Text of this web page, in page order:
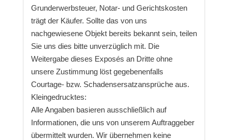
Grunderwerbsteuer, Notar- und Gerichtskosten
trägt der Käufer. Sollte das von uns
nachgewiesene Objekt bereits bekannt sein, teilen
Sie uns dies bitte unverzüglich mit. Die
Weitergabe dieses Exposés an Dritte ohne
unsere Zustimmung löst gegebenenfalls
Courtage- bzw. Schadensersatzansprüche aus.
Kleingedrucktes:
Alle Angaben basieren ausschließlich auf
Informationen, die uns von unserem Auftraggeber
übermittelt wurden. Wir übernehmen keine